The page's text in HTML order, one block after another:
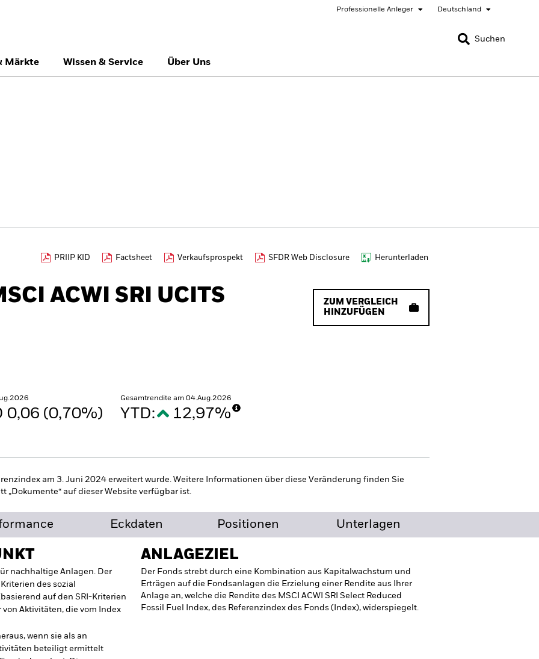
Professionelle Anleger Deutschland
SCHLIESSEN
SCHLIESSEN
Suchen
Märkte Wissen & Service Über Uns
PRIIP KID Factsheet Verkaufsprospekt SFDR Web Disclosure Herunterladen
ACWI SRI UCITS
ZUM VERGLEICH
HINZUFÜGEN
0,06 (0,70%)
Gesamtrendite am 04.Aug.2026
YTD: 12,97%
am 3. Juni 2024 erweitert wurde. Weitere Informationen über diese Veränderung finden Sie
„Dokumente“ auf dieser Website verfügbar ist.
Eckdaten Positionen Unterlagen
nachhaltige Anlagen. Der
des sozial
auf den SRI-Kriterien
Aktivitäten, die vom Index
wenn sie als an
beteiligt ermittelt
ANLAGEZIEL
Der Fonds strebt durch eine Kombination aus Kapitalwachstum und
Erträgen auf die Fondsanlagen die Erzielung einer Rendite aus Ihrer
Anlage an, welche die Rendite des MSCI ACWI SRI Select Reduced
Fossil Fuel Index, des Referenzindex des Fonds (Index), widerspiegelt.